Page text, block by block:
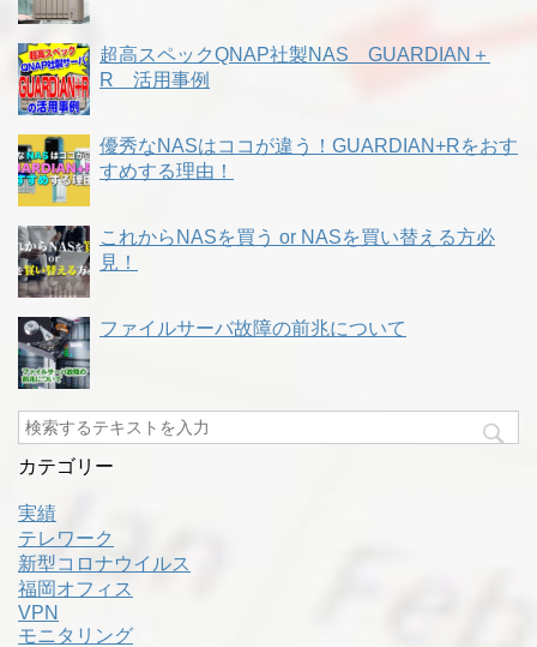
超高スペックQNAP社製NAS GUARDIAN＋
R 活用事例
優秀なNASはココが違う！GUARDIAN+Rをおす
すめする理由！
これからNASを買う or NASを買い替える方必
見！
ファイルサーバ故障の前兆について
カテゴリー
実績
テレワーク
新型コロナウイルス
福岡オフィス
VPN
モニタリング